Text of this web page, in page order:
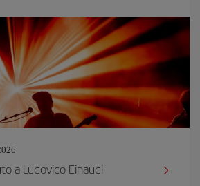
a Ludovico Einaudi